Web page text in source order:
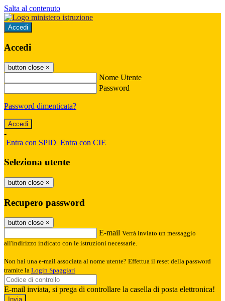
Salta al contenuto
Accedi
Accedi
button close ×
Nome Utente
Password
Password dimenticata?
-
Entra con SPID Entra con CIE
Seleziona utente
button close ×
Recupero password
button close ×
E-mail Verrà inviato un messaggio
all'indirizzo indicato con le istruzioni necessarie.
Non hai una e-mail associata al nome utente? Effettua il reset della password
tramite la Login Spaggiari
E-mail inviata, si prega di controllare la casella di posta elettronica!